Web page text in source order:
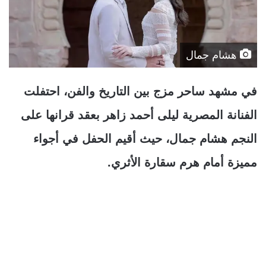
هشام جمال
في مشهد ساحر مزج بين التاريخ والفن، احتفلت
الفنانة المصرية ليلى أحمد زاهر بعقد قرانها على
النجم هشام جمال، حيث أقيم الحفل في أجواء
مميزة أمام هرم سقارة الأثري.